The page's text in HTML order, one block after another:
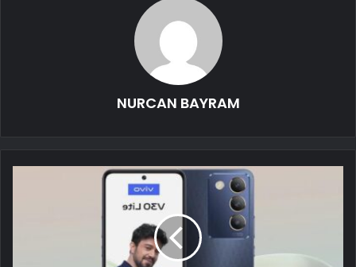
NURCAN BAYRAM